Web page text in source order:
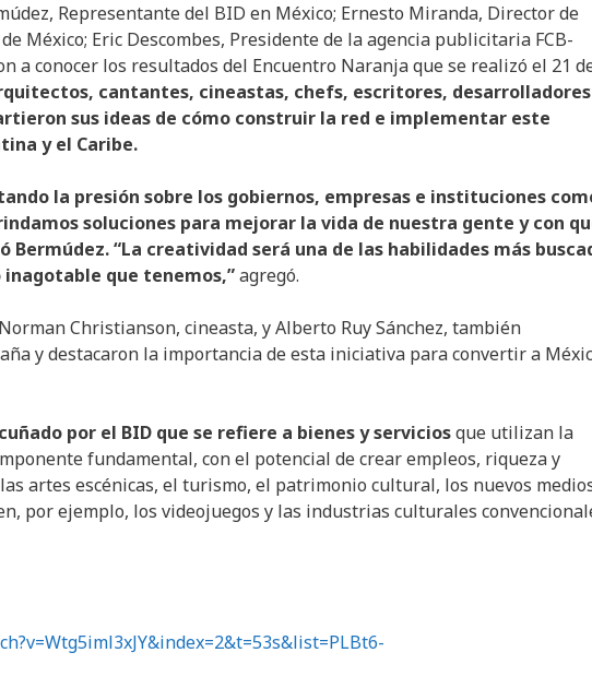
Representante del BID en México; Ernesto Miranda, Director de
México; Eric Descombes, Presidente de la agencia publicitaria FCB-
a conocer los resultados del Encuentro Naranja que se realizó el 21
cantantes, cineastas, chefs, escritores,
sus ideas de cómo construir la red e implementar este
y el Caribe.
la presión sobre los gobiernos, empresas e instituciones
soluciones para mejorar la vida de nuestra gente y con
Bermúdez. “La creatividad será una de las habilidades más
que tenemos,”agregó.
Christianson, cineasta, y Alberto Ruy Sánchez, también
y destacaron la importancia de esta iniciativa para convertir a
por el BID que se refiere a bienes y serviciosque utilizan la
fundamental, con el potencial de crear empleos, riqueza y
artes escénicas, el turismo, el patrimonio cultural, los nuevos
por ejemplo, los videojuegos y las industrias culturales